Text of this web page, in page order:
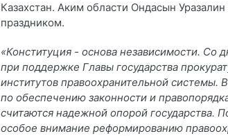
Казахстан. Аким области Ондасын
праздником.
«Конституция - основа независимости. Со
при поддержке Главы государства
институтов правоохранительной
по обеспечению законности и
считаются надежной опорой государства.
особое внимание реформированию